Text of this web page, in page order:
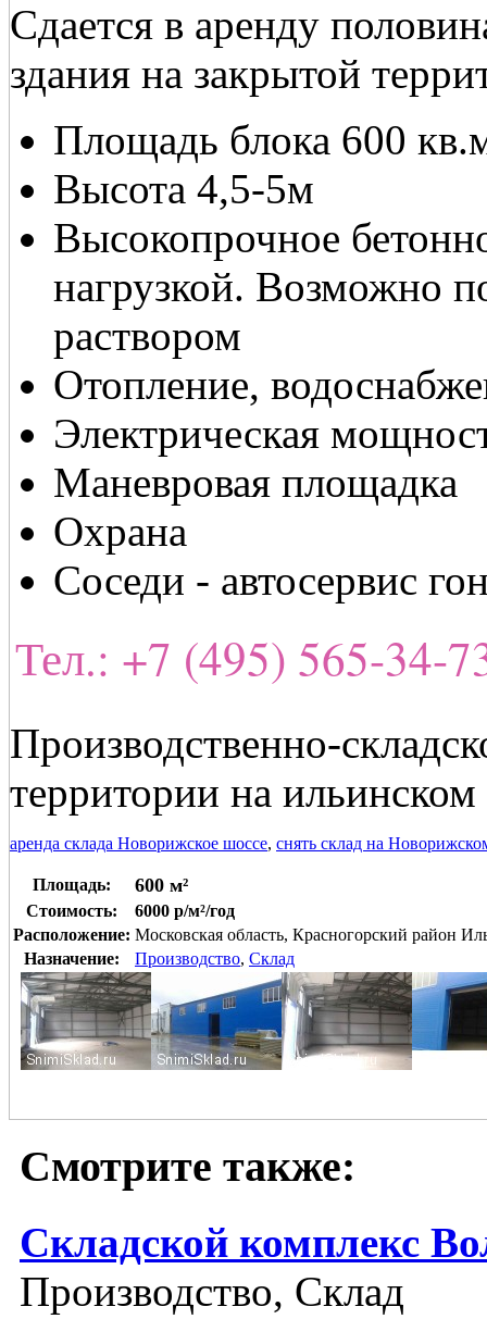
Сдается в аренду
здания на закрытой
Площадь блока 600
Высота 4,5-5м
Высокопрочное
нагрузкой. Возможно
раствором
Отопление,
Электрическая
Маневровая площадка
Охрана
Соседи - автосервис
Тел.: +7 (495) 565-34-
Производственно-
территории на
аренда склада Новорижское шоссе, снять склад на
Площадь: 600 м²
Стоимость:
6000 р/м²/год
Расположение: Московская область, Красногорский район
Назначение:
Производство, Склад
Смотрите также:
Складской комплекс
Производство, Склад